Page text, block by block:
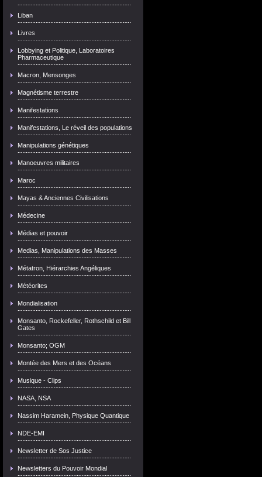
Liban
Livres
Lobbying et Politique, Laboratoires
Pharmaceutique
Macron, Mensonges
Magnétisme terrestre
Manifestations
Manifestations, Le réveil des populations
Manipulations génétiques
Manoeuvres militaires
Maroc
Mayas & Anciennes Civilisations
Médecine
Médias et pouvoir
Medias, Manipulations des Masses
Métatron, Hiérarchies Angéliques
Météorites
Mondialisation
Monsanto, Rockefeller, Rothschild et Bill
Gates
Monsanto; OGM
Montée des Mers et des Océans
Musique - Clips
NASA, NSA
Nassim Haramein, Physique Quantique
NDE-EMI
Newsletter de Sos Justice
Newsletters du Pouvoir Mondial